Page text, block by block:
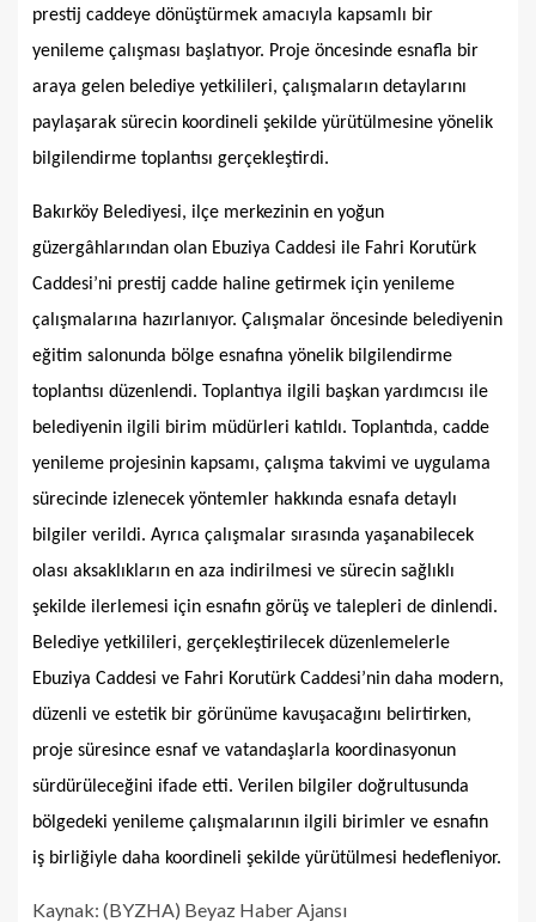
prestij caddeye dönüştürmek amacıyla kapsamlı bir
yenileme çalışması başlatıyor. Proje öncesinde esnafla bir
araya gelen belediye yetkilileri, çalışmaların detaylarını
paylaşarak sürecin koordineli şekilde yürütülmesine yönelik
bilgilendirme toplantısı gerçekleştirdi.
Bakırköy Belediyesi, ilçe merkezinin en yoğun
güzergâhlarından olan Ebuziya Caddesi ile Fahri Korutürk
Caddesi’ni prestij cadde haline getirmek için yenileme
çalışmalarına hazırlanıyor. Çalışmalar öncesinde belediyenin
eğitim salonunda bölge esnafına yönelik bilgilendirme
toplantısı düzenlendi. Toplantıya ilgili başkan yardımcısı ile
belediyenin ilgili birim müdürleri katıldı. Toplantıda, cadde
yenileme projesinin kapsamı, çalışma takvimi ve uygulama
sürecinde izlenecek yöntemler hakkında esnafa detaylı
bilgiler verildi. Ayrıca çalışmalar sırasında yaşanabilecek
olası aksaklıkların en aza indirilmesi ve sürecin sağlıklı
şekilde ilerlemesi için esnafın görüş ve talepleri de dinlendi.
Belediye yetkilileri, gerçekleştirilecek düzenlemelerle
Ebuziya Caddesi ve Fahri Korutürk Caddesi’nin daha modern,
düzenli ve estetik bir görünüme kavuşacağını belirtirken,
proje süresince esnaf ve vatandaşlarla koordinasyonun
sürdürüleceğini ifade etti. Verilen bilgiler doğrultusunda
bölgedeki yenileme çalışmalarının ilgili birimler ve esnafın
iş birliğiyle daha koordineli şekilde yürütülmesi hedefleniyor.
Kaynak: (BYZHA) Beyaz Haber Ajansı